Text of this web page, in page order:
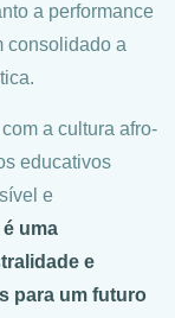
a performance
consolidado a
a cultura afro-
educativos
e
uma
e
para um futuro